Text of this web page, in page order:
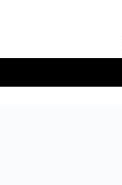
navigation
principal
de